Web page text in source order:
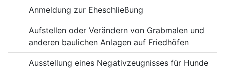
Anmeldung zur Eheschließung
Aufstellen oder Verändern von Grabmalen und
anderen baulichen Anlagen auf Friedhöfen
Ausstellung eines Negativzeugnisses für Hunde